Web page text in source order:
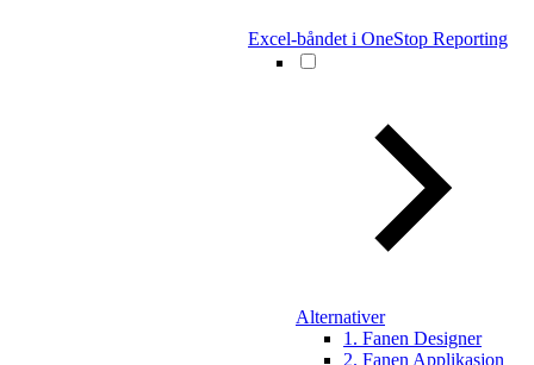
Excel-båndet i OneStop Reporting
Alternativer
1. Fanen Designer
2. Fanen Applikasjon